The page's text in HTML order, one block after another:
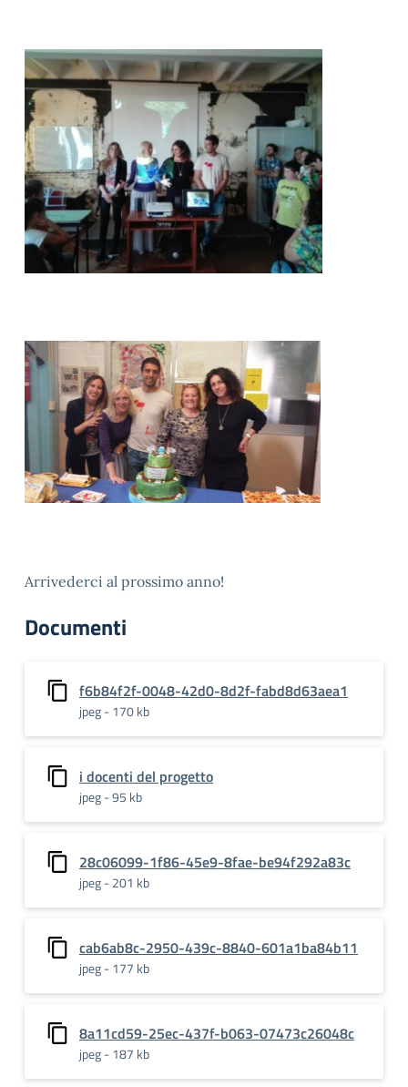
Arrivederci al prossimo anno!
Documenti
f6b84f2f-0048-42d0-8d2f-fabd8d63aea1
jpeg - 170 kb
i docenti del progetto
jpeg - 95 kb
28c06099-1f86-45e9-8fae-be94f292a83c
jpeg - 201 kb
cab6ab8c-2950-439c-8840-601a1ba84b11
jpeg - 177 kb
8a11cd59-25ec-437f-b063-07473c26048c
jpeg - 187 kb